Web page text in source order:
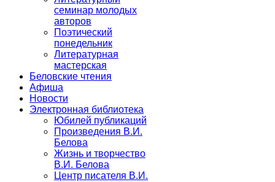
семинар молодых
авторов
Поэтический
понедельник
Литературная
мастерская
Беловские чтения
Афиша
Новости
Электронная библиотека
Юбилей публикаций
Произведения В.И.
Белова
Жизнь и творчество
В.И. Белова
Центр писателя В.И.